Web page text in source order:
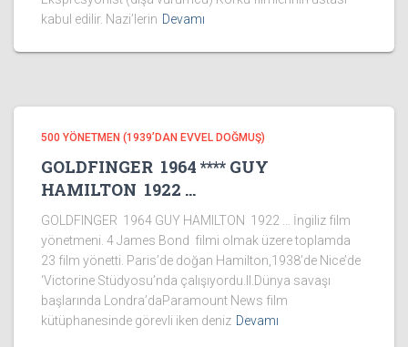
kabul edilir. Nazi’lerin Devamı
500 YÖNETMEN (1939’DAN EVVEL DOĞMUŞ)
GOLDFINGER 1964 **** GUY
HAMILTON 1922 …
GOLDFINGER 1964 GUY HAMILTON 1922 … İngiliz film
yönetmeni. 4 James Bond filmi olmak üzere toplamda
23 film yönetti. Paris’de doğan Hamilton,1938’de Nice’de
‘Victorine Stüdyosu’nda çalışıyordu.II.Dünya savaşı
başlarında Londra’daParamount News film
kütüphanesinde görevli iken deniz Devamı